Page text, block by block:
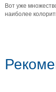
Вот уже
наиболее